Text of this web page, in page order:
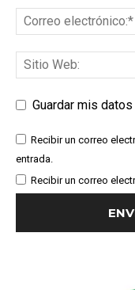
Guardar mis
Recibir un correo
entrada.
Recibir un correo